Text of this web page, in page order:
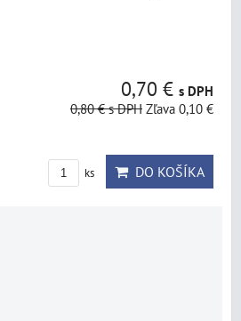
0,70 € s DPH
0,80 €s DPH Zľava 0,10 €
ks DO KOŠÍKA